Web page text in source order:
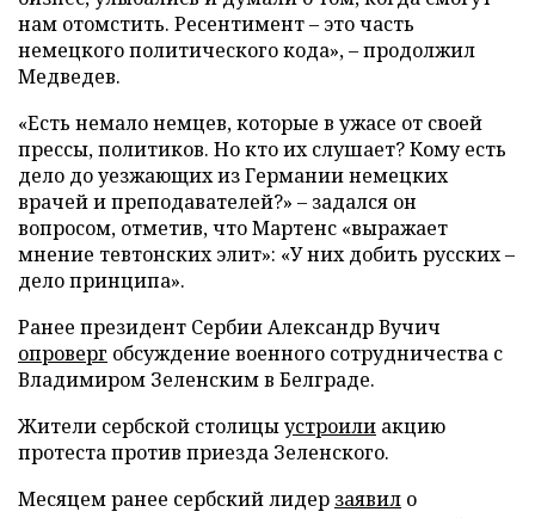
нам отомстить. Ресентимент – это часть
немецкого политического кода», – продолжил
Медведев.
«Есть немало немцев, которые в ужасе от своей
прессы, политиков. Но кто их слушает? Кому есть
дело до уезжающих из Германии немецких
врачей и преподавателей?» – задался он
вопросом, отметив, что Мартенс «выражает
мнение тевтонских элит»: «У них добить русских –
дело принципа».
Ранее президент Сербии Александр Вучич
опроверг обсуждение военного сотрудничества с
Владимиром Зеленским в Белграде.
Жители сербской столицыустроили акцию
протеста против приезда Зеленского.
Месяцем ранее сербский лидер заявил о